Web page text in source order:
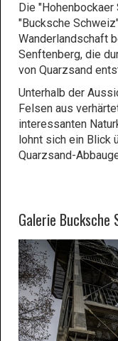
Die
"Bucksche
Wanderlandschaft
Senftenberg, die
von Quarzsand
Unterhalb der
Felsen aus
interessanten
lohnt sich ein Blick
Quarzsand-
Galerie Bucksche